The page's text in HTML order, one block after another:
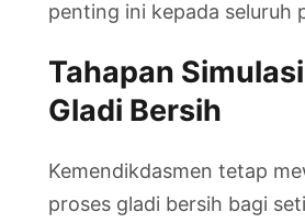
penting ini kepada seluruh
Tahapan
Gladi Bersih
Kemendikdasmen tetap
proses gladi bersih bagi